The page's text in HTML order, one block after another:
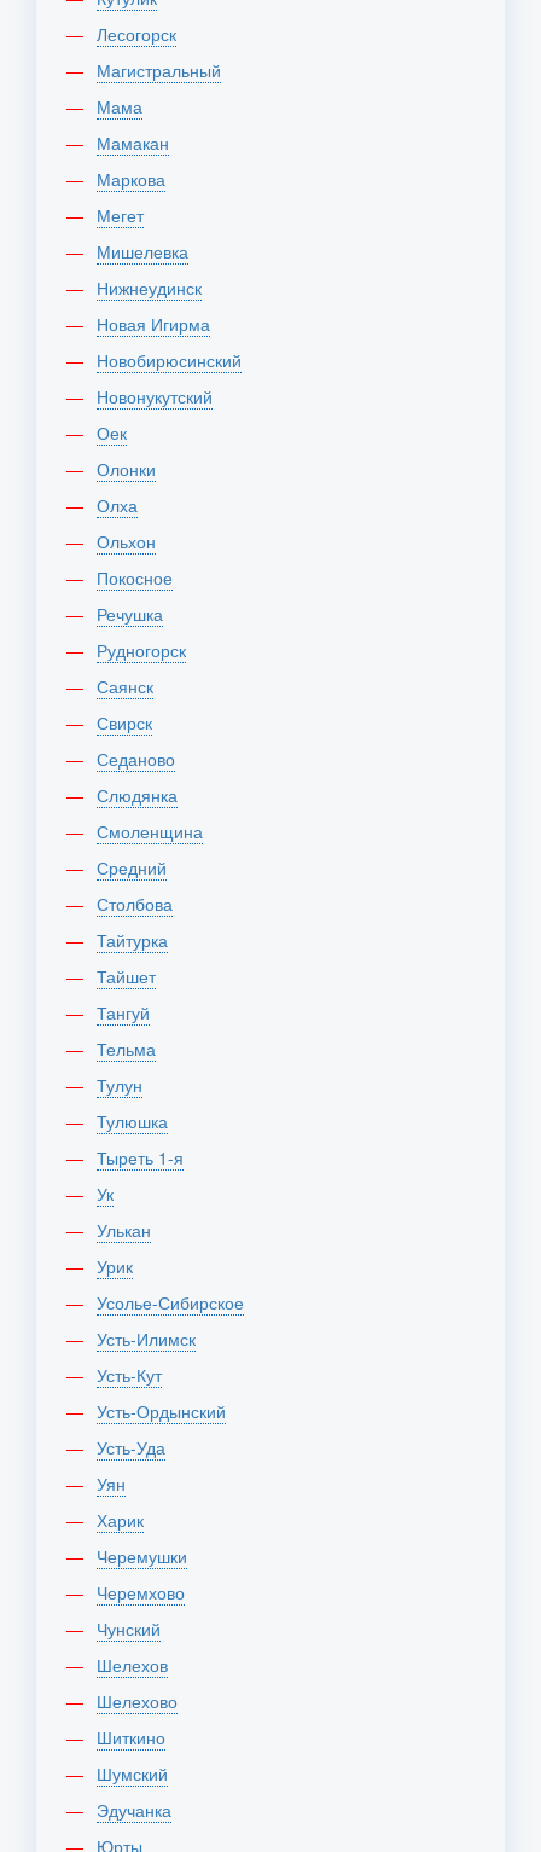
Лесогорск
Магистральный
Мама
Мамакан
Маркова
Мегет
Мишелевка
Нижнеудинск
Новая Игирма
Новобирюсинский
Новонукутский
Оек
Олонки
Олха
Ольхон
Покосное
Речушка
Рудногорск
Саянск
Свирск
Седаново
Слюдянка
Смоленщина
Средний
Столбова
Тайтурка
Тайшет
Тангуй
Тельма
Тулун
Тулюшка
Тыреть 1-я
Ук
Улькан
Урик
Усолье-Сибирское
Усть-Илимск
Усть-Кут
Усть-Ордынский
Усть-Уда
Уян
Харик
Черемушки
Черемхово
Чунский
Шелехов
Шелехово
Шиткино
Шумский
Эдучанка
Юрты